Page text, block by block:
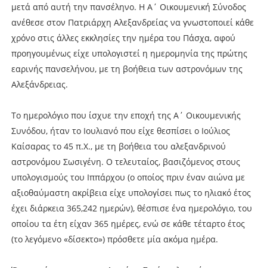
μετά από αυτή την πανσέληνο. Η Α΄ Οικουμενική Σύνοδος
ανέθεσε στον Πατριάρχη Αλεξανδρείας να γνωστοποιεί κάθε
χρόνο στις άλλες εκκλησίες την ημέρα του Πάσχα, αφού
προηγουμένως είχε υπολογιστεί η ημερομηνία της πρώτης
εαρινής πανσελήνου, με τη βοήθεια των αστρονόμων της
Αλεξάνδρειας.
Το ημερολόγιο που ίσχυε την εποχή της Α΄ Οικουμενικής
Συνόδου, ήταν το Ιουλιανό που είχε θεσπίσει ο Ιούλιος
Καίσαρας το 45 π.Χ., με τη βοήθεια του αλεξανδρινού
αστρονόμου Σωσιγένη. Ο τελευταίος, βασιζόμενος στους
υπολογισμούς του Ιππάρχου (ο οποίος πριν έναν αιώνα με
αξιοθαύμαστη ακρίβεια είχε υπολογίσει πως το ηλιακό έτος
έχει διάρκεια 365,242 ημερών), θέσπισε ένα ημερολόγιο, του
οποίου τα έτη είχαν 365 ημέρες, ενώ σε κάθε τέταρτο έτος
(το λεγόμενο «δίσεκτο») πρόσθετε μία ακόμα ημέρα.